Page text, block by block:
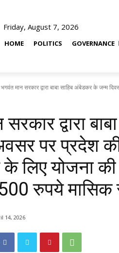
Friday, August 7, 2026
HOME POLITICS GOVERNANCE
भगवंत मान सरकार द्वारा बाबा साहिब अंबेडकर के जन्म
द्वारा
पर प्रदेश
लिए योजना
रुपये
14, 2026